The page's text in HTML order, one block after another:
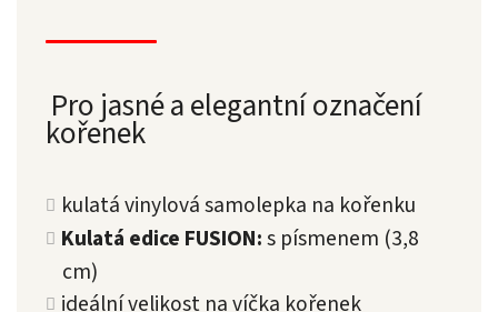
Pro jasné a elegantní označení
kořenek
kulatá vinylová samolepka na kořenku
Kulatá edice FUSION:s písmenem (3,8
cm)
ideální velikost na víčka kořenek